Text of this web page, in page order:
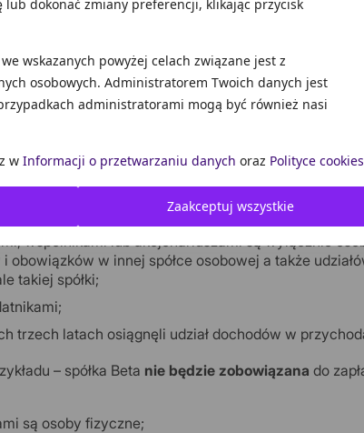
dokonać zmiany preferencji, klikając przycisk
wskazanych powyżej celach związane jest z
osobowych. Administratorem Twoich danych jest
administratorami mogą być również nasi
w Informacji o przetwarzaniu danych oraz Polityce cookies
Zaakceptuj wszystkie
musiała zapłacić podatek minimalny?
musieli płacić między innymi podatnicy:
gospodarczą oraz w kolejnych dwóch latach;
podatkowym osiągnęli przychody niższe o co
wspólnikami lub akcjonariuszami są wyłącznie
i obowiązków w innej spółce osobowej a także
takiej spółki;
trzech latach osiągnęli udział dochodów w
– spółka Beta nie będzie zobowiązana do
są osoby fizyczne;